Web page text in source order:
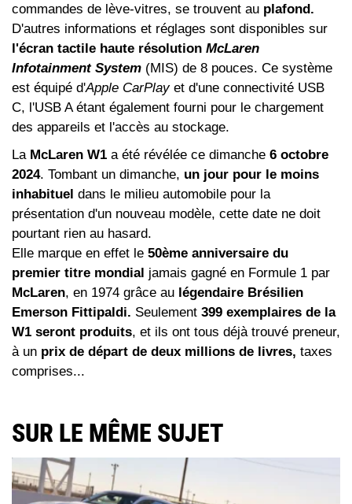
commandes de lève-vitres, se trouvent au plafond.
D'autres informations et réglages sont disponibles sur
l'écran tactile haute résolution McLaren
Infotainment System (MIS) de 8 pouces. Ce système
est équipé d'Apple CarPlayet d'une connectivité USB
C, l'USB A étant également fourni pour le chargement
des appareils et l'accès au stockage.
La McLaren W1 a été révélée ce dimanche 6 octobre
2024. Tombant un dimanche, un jour pour le moins
inhabituel dans le milieu automobile pour la
présentation d'un nouveau modèle, cette date ne doit
pourtant rien au hasard.
Elle marque en effet le 50ème anniversaire du
premier titre mondial jamais gagné en Formule 1 par
McLaren, en 1974 grâce au légendaire Brésilien
Emerson Fittipaldi. Seulement 399 exemplaires de la
W1 seront produits, et ils ont tous déjà trouvé preneur,
à un prix de départ de deux millions de livres, taxes
comprises...
SUR LE MÊME SUJET